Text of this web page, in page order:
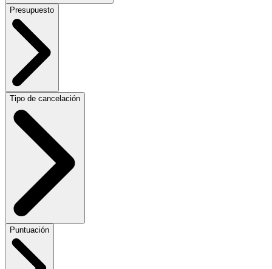
Presupuesto
Tipo de cancelación
Puntuación